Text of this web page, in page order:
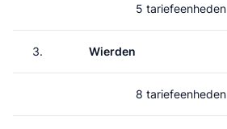
5 tariefeenheden
3. Wierden
8 tariefeenheden